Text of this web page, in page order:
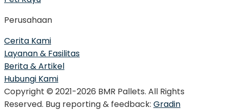
Perusahaan
Cerita Kami
Layanan & Fasilitas
Berita & Artikel
Hubungi Kami
Copyright © 2021-2026 BMR Pallets. All Rights
Reserved. Bug reporting & feedback: Gradin